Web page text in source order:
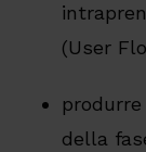
(User
della